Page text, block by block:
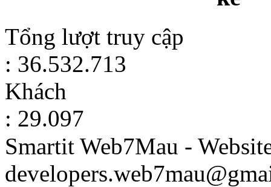
Tổng lượt truy cập
: 36.532.713
Khách
: 29.097
Smartit Web7Mau -